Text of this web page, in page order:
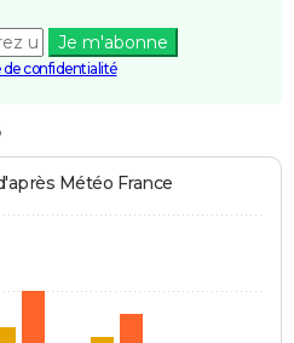
Je m'abonne
de confidentialité
Météo France